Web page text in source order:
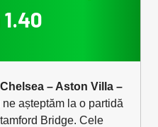
– Aston Villa –
ne așteptăm la o partidă
Bridge. Cele